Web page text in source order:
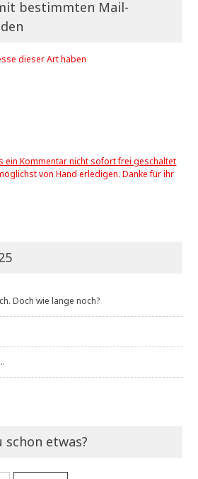
bestimmten Mail-
dieser Art haben
ein Kommentar nicht sofort frei geschaltet
von Hand erledigen. Danke für ihr
Doch wie lange noch?
schon etwas?